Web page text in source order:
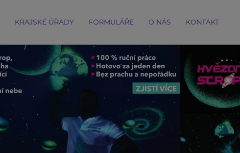
KRAJSKÉ ÚŘADY FORMULÁŘE O NÁS KONTAKT